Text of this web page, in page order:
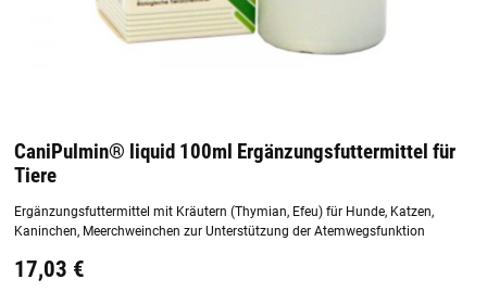
CaniPulmin® liquid 100ml Ergänzungsfuttermittel für
Tiere
Ergänzungsfuttermittel mit Kräutern (Thymian, Efeu) für Hunde, Katzen,
Kaninchen, Meerchweinchen zur Unterstützung der Atemwegsfunktion
17,03 €